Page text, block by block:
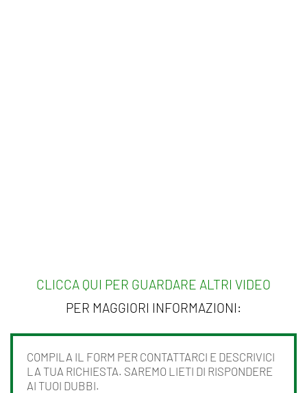
CLICCA QUI PER GUARDARE ALTRI VIDEO
PER MAGGIORI INFORMAZIONI:
COMPILA IL FORM PER CONTATTARCI E DESCRIVICI
LA TUA RICHIESTA. SAREMO LIETI DI RISPONDERE
AI TUOI DUBBI.